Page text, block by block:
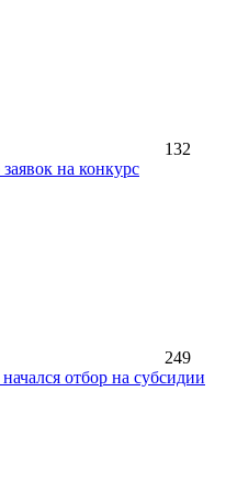
132
на конкурс
249
отбор на субсидии